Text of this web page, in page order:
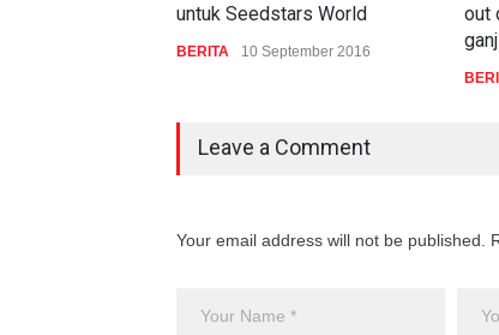
untuk Seedstars World
BERITA 10 September 2016
out
Leave a Comment
Your email address will not be published.